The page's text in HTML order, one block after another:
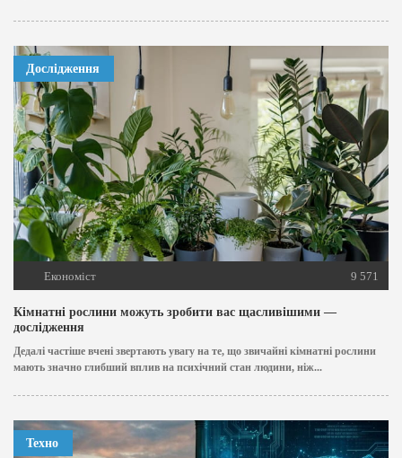
Дослідження
Економіст 9 571
Кімнатні рослини можуть зробити вас щасливішими —
дослідження
Дедалі частіше вчені звертають увагу на те, що звичайні кімнатні рослини
мають значно глибший вплив на психічний стан людини, ніж...
Техно